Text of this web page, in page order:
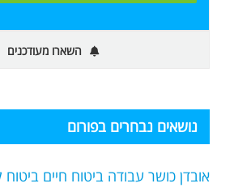
השארו מעודכנים
נושאים נבחרים בפורום
אובדן כושר עבודה ביטוח חיים ביטוח